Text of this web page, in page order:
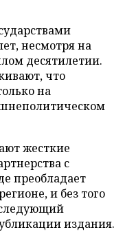
несмотря на
десятилетии.
что
на
жесткие
с
преобладает
и без того
издания.